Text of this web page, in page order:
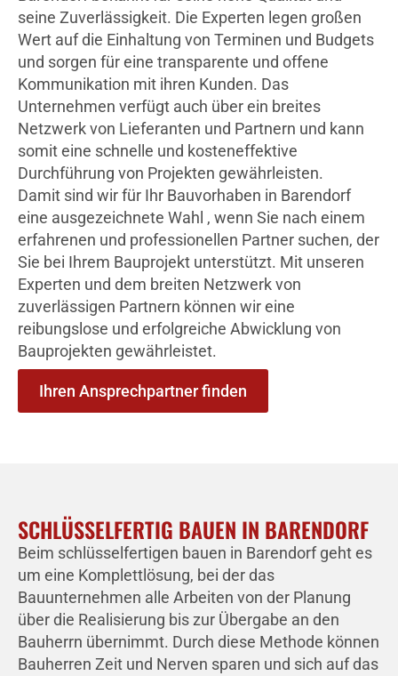
seine Zuverlässigkeit. Die Experten legen großen
Wert auf die Einhaltung von Terminen und Budgets
und sorgen für eine transparente und offene
Kommunikation mit ihren Kunden. Das
Unternehmen verfügt auch über ein breites
Netzwerk von Lieferanten und Partnern und kann
somit eine schnelle und kosteneffektive
Durchführung von Projekten gewährleisten.
Damit sind wir für Ihr Bauvorhaben in Barendorf
eine ausgezeichnete Wahl , wenn Sie nach einem
erfahrenen und professionellen Partner suchen, der
Sie bei Ihrem Bauprojekt unterstützt. Mit unseren
Experten und dem breiten Netzwerk von
zuverlässigen Partnern können wir eine
reibungslose und erfolgreiche Abwicklung von
Bauprojekten gewährleistet.
Ihren Ansprechpartner finden
SCHLÜSSELFERTIG BAUEN IN BARENDORF
Beim schlüsselfertigen bauen in Barendorf geht es
um eine Komplettlösung, bei der das
Bauunternehmen alle Arbeiten von der Planung
über die Realisierung bis zur Übergabe an den
Bauherrn übernimmt. Durch diese Methode können
Bauherren Zeit und Nerven sparen und sich auf das